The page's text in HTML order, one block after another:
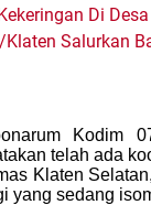
Di
Salurkan
Kodim
telah ada
Klaten
yang sedang